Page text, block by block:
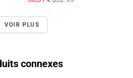
VOIR PLUS
connexes